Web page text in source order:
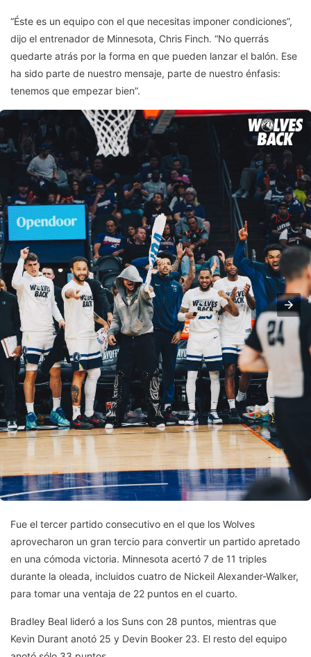
“Éste es un equipo con el que necesitas imponer condiciones”,
dijo el entrenador de Minnesota, Chris Finch. “No querrás
quedarte atrás por la forma en que pueden lanzar el balón. Ese
ha sido parte de nuestro mensaje, parte de nuestro énfasis:
tenemos que empezar bien”.
Fue el tercer partido consecutivo en el que los Wolves
aprovecharon un gran tercio para convertir un partido apretado
en una cómoda victoria. Minnesota acertó 7 de 11 triples
durante la oleada, incluidos cuatro de Nickeil Alexander-Walker,
para tomar una ventaja de 22 puntos en el cuarto.
Bradley Beal lideró a los Suns con 28 puntos, mientras que
Kevin Durant anotó 25 y Devin Booker 23. El resto del equipo